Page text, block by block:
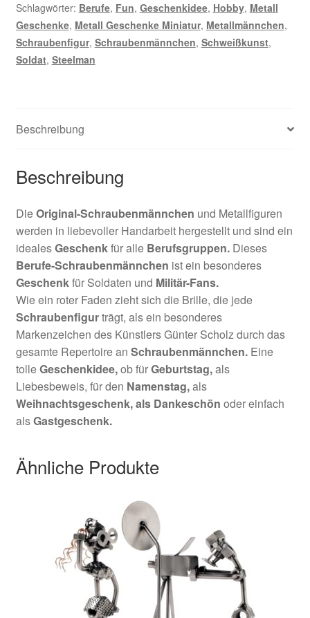
Schlagwörter: Berufe, Fun, Geschenkidee, Hobby, Metall
Geschenke, Metall Geschenke Miniatur, Metallmännchen,
Schraubenfigur, Schraubenmännchen, Schweißkunst,
Soldat, Steelman
Beschreibung
Beschreibung
DieOriginal-Schraubenmännchen und Metallfiguren
werden in liebevoller Handarbeit hergestellt und sind ein
idealesGeschenkfür alle Berufsgruppen.Dieses
Berufe-Schraubenmännchen ist ein besonderes
Geschenkfür Soldaten und Militär-Fans.
Wie ein roter Faden zieht sich die Brille, die jede
Schraubenfigurträgt, als ein besonderes
Markenzeichen des Künstlers Günter Scholz durch das
gesamte Repertoire an Schraubenmännchen.Eine
tolleGeschenkidee,ob fürGeburtstag,als
Liebesbeweis, für den Namenstag,als
Weihnachtsgeschenk,als Dankeschön oder einfach
alsGastgeschenk.
Ähnliche Produkte